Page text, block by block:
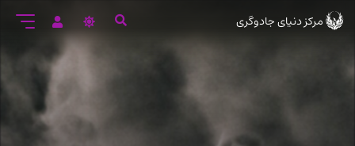
ورود
اصلی
مرکز دنیای جادوگری